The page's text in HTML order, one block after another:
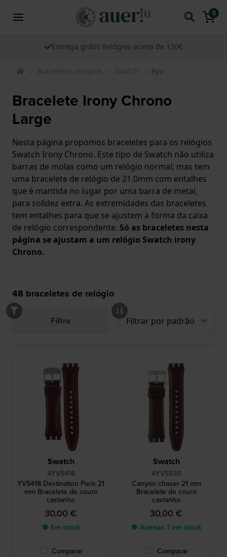
0
Entrega grátis Relógios acima de 150€
Braceletes relogios Swatch Ayv
Bracelete Irony Chrono
Large
Nesta página propomos braceletes para os relógios
Swatch Irony Chrono. Este tipo de Swatch não utiliza
barras de molas como um relógio normal; mas tem
uma bracelete de relógio de 21.0mm com entalhes
que é mantida no lugar por uma barra de metal,
para solidez extra. As extremidades das braceletes
tem entalhes para que se ajustem à forma da caixa
de relógio correspondente. Só as braceletes nesta
página se ajustam a um relógio Swatch irony
Chrono.
48 braceletes de relógio
Filtro
Swatch
AYVS418
YVS418 Destination Paris 21
mm Bracelete de couro
castanho
30,00 €
● Em stock
Comparar
Swatch
AYVS530
Canyon chaser 21 mm
Bracelete de couro
castanho
30,00 €
● Apenas 1 em stock
Comparar